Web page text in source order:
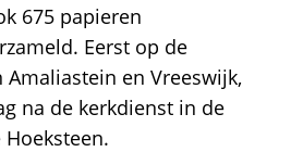
675 papieren
Eerst op de
en Vreeswijk,
na de kerkdienst in de